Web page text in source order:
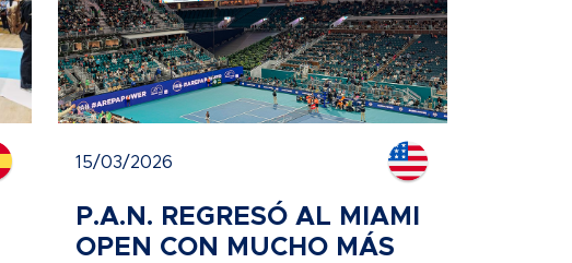
15/03/2026
P.A.N. REGRESÓ AL MIAMI
OPEN CON MUCHO MÁS